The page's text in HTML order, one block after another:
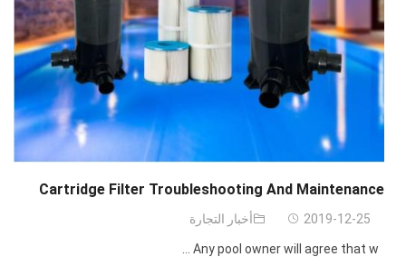
Cartridge Filter Troubleshooting And Maintenance
2019-12-25 أخبار التجارة
Any pool owner will agree that w